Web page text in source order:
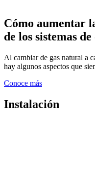
Cómo aumentar
de los sistemas
Al cambiar de gas natural a
hay algunos aspectos que
Conoce más
Instalación